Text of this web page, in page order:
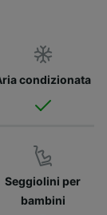
condizionata
Seggiolini per
bambini